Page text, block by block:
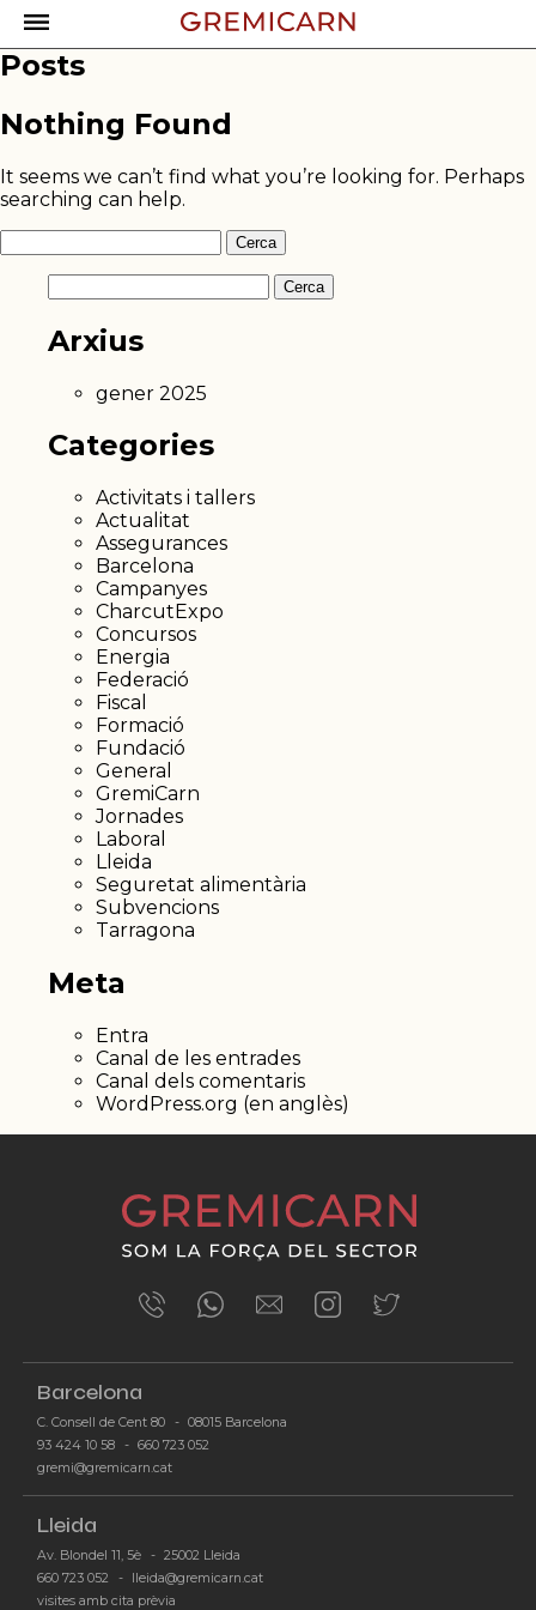
Posts
Nothing Found
It seems we can’t find what you’re looking for. Perhaps
searching can help.
Arxius
gener 2025
Categories
Activitats i tallers
Actualitat
Assegurances
Barcelona
Campanyes
CharcutExpo
Concursos
Energia
Federació
Fiscal
Formació
Fundació
General
GremiCarn
Jornades
Laboral
Lleida
Seguretat alimentària
Subvencions
Tarragona
Meta
Entra
Canal de les entrades
Canal dels comentaris
WordPress.org (en anglès)
Barcelona
C. Consell de Cent 80 - 08015 Barcelona
93 424 10 58
- 660 723 052